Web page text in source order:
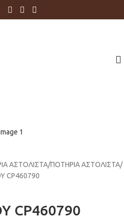
ΑΣΤΟΛΙΣΤΑ ΠΟΤΗΡΙΑ ΑΣΤΟΛΙΣΤΑ
CP460790
CP460790